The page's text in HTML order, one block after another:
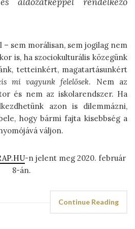
sem morálisan, sem jogilag nem
is, ha szociokulturális közegünk
tetteinkért, magatartásunkért
mi vagyunk felelősek. Nem az
és nem az iskolarendszer. Ha
azon is dilemmázni,
hogy bármi fajta kisebbség a
váljon.
-n jelent meg 2020. február
8-án.
Continue Reading